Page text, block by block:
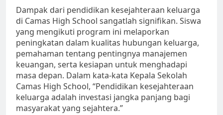
Dampak dari pendidikan kesejahteraan keluarga
di Camas High School sangatlah signifikan. Siswa
yang mengikuti program ini melaporkan
peningkatan dalam kualitas hubungan keluarga,
pemahaman tentang pentingnya manajemen
keuangan, serta kesiapan untuk menghadapi
masa depan. Dalam kata-kata Kepala Sekolah
Camas High School, “Pendidikan kesejahteraan
keluarga adalah investasi jangka panjang bagi
masyarakat yang sejahtera.”